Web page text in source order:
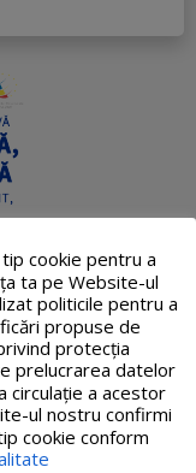
cookie pentru a
ta pe Website-ul
politicile pentru a
propuse de
protecția
prelucrarea datelor
circulație a acestor
ul nostru confirmi
cookie conform